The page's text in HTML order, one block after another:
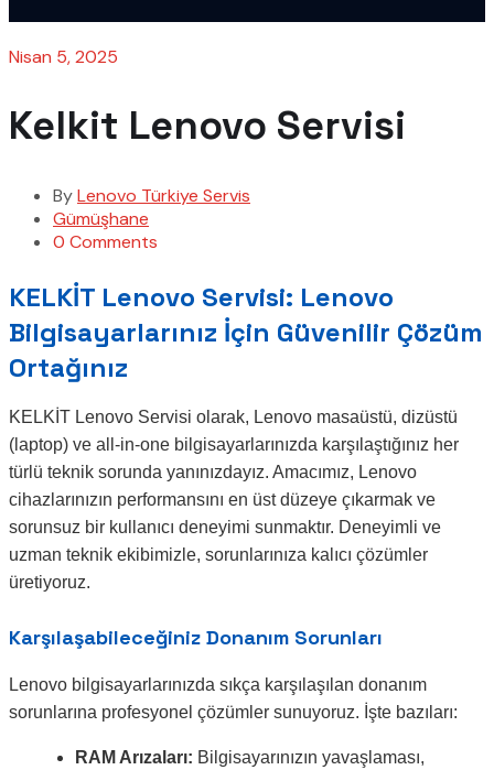
Nisan 5, 2025
Kelkit Lenovo Servisi
ByLenovo Türkiye Servis
Gümüşhane
0 Comments
KELKİT Lenovo Servisi: Lenovo
Bilgisayarlarınız İçin Güvenilir Çözüm
Ortağınız
KELKİT Lenovo Servisi olarak, Lenovo masaüstü, dizüstü
(laptop) ve all-in-one bilgisayarlarınızda karşılaştığınız her
türlü teknik sorunda yanınızdayız. Amacımız, Lenovo
cihazlarınızın performansını en üst düzeye çıkarmak ve
sorunsuz bir kullanıcı deneyimi sunmaktır. Deneyimli ve
uzman teknik ekibimizle, sorunlarınıza kalıcı çözümler
üretiyoruz.
Karşılaşabileceğiniz Donanım Sorunları
Lenovo bilgisayarlarınızda sıkça karşılaşılan donanım
sorunlarına profesyonel çözümler sunuyoruz. İşte bazıları:
RAM Arızaları: Bilgisayarınızın yavaşlaması,